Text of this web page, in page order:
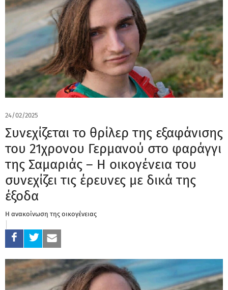
24/02/2025
Συνεχίζεται το θρίλερ της εξαφάνισης
του 21χρονου Γερμανού στο φαράγγι
της Σαμαριάς – Η οικογένεια του
συνεχίζει τις έρευνες με δικά της
έξοδα
Η ανακοίνωση της οικογένειας